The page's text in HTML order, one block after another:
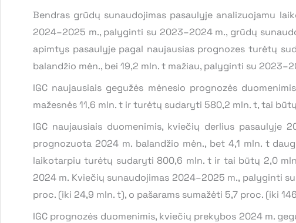
Bendras grūdų sunaudojimas pasaulyje analizuojamu
2024–2025 m., palyginti su 2023–2024 m., grūdų
apimtys pasaulyje pagal naujausias prognozes turėtų
balandžio mėn., bei 19,2 mln. t mažiau, palyginti su
IGC naujausiais gegužės mėnesio prognozės
mažesnės 11,6 mln. t ir turėtų sudaryti 580,2 mln. t, tai
IGC naujausiais duomenimis, kviečių derlius
prognozuota 2024 m. balandžio mėn., bet 4,1 mln. t
laikotarpiu turėtų sudaryti 800,6 mln. t ir tai būtų 2,0
2024 m. Kviečių sunaudojimas 2024–2025 m., palyginti
proc. (iki 24,9 mln. t), o pašarams sumažėti 5,7 proc. (iki
IGC prognozės duomenimis, kviečių prekybos 2024 m.